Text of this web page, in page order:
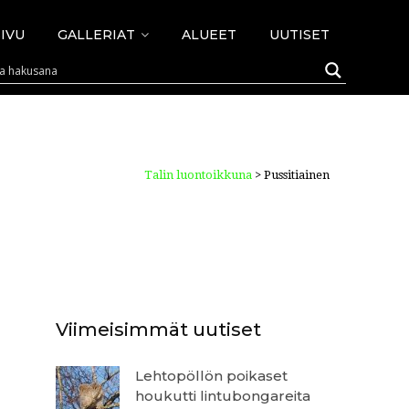
GALLERIAT ALUEET UUTISET
Talin luontoikkuna > Pussitiainen
Viimeisimmät uutiset
Lehtopöllön poikaset
houkutti lintubongareita